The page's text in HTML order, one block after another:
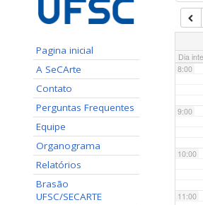
Pagina inicial
A SeCArte
Contato
Perguntas Frequentes
Equipe
Organograma
Relatórios
Brasão
UFSC/SECARTE
Dia
7:00
8:00
9:00
10:00
11:00